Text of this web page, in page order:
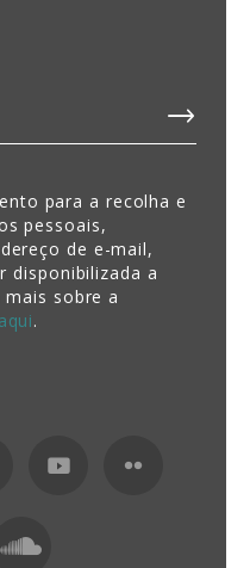
para a recolha e
pessoais,
de e-mail,
disponibilizada a
mais sobre a
aqui.